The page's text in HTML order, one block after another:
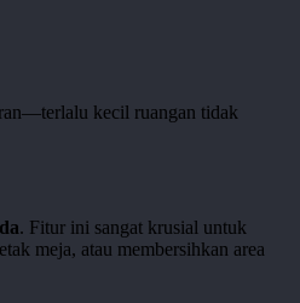
kecil ruangan tidak
. Fitur ini sangat krusial untuk
meja, atau membersihkan area